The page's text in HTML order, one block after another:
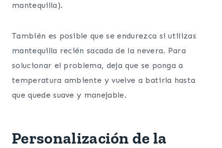
mantequilla).
También es posible que se endurezca si utilizas
mantequilla recién sacada de la nevera. Para
solucionar el problema, deja que se ponga a
temperatura ambiente y vuelve a batirla hasta
que quede suave y manejable.
Personalización de la